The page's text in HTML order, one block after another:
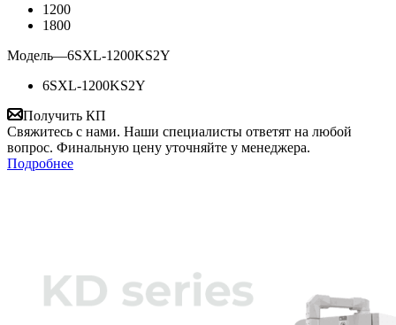
1200
1800
Модель—6SXL-1200KS2Y
6SXL-1200KS2Y
Получить КП
Свяжитесь с нами. Наши специалисты ответят на любой
вопрос. Финальную цену уточняйте у менеджера.
Подробнее